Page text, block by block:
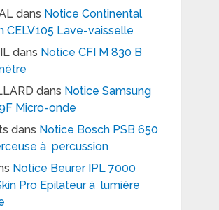
dans Notice Continental
CELV105 Lave-vaisselle
dans Notice CFI M 830 B
dans Notice Samsung
Micro-onde
dans Notice Bosch PSB 650
à percussion
Notice Beurer IPL 7000
Pro Epilateur à lumière